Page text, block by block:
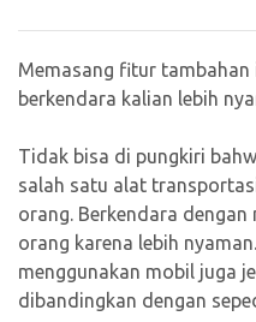
Memasang fitur
berkendara kalian lebih
Tidak bisa di pungkiri
salah satu alat
orang. Berkendara
orang karena lebih
menggunakan mobil juga
dibandingkan dengan